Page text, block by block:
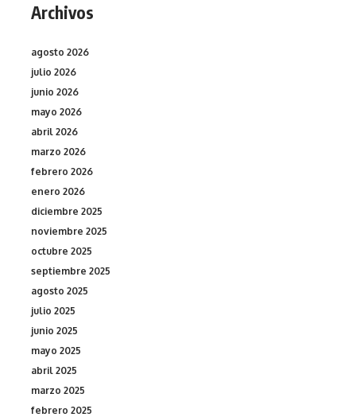
Archivos
agosto 2026
julio 2026
junio 2026
mayo 2026
abril 2026
marzo 2026
febrero 2026
enero 2026
diciembre 2025
noviembre 2025
octubre 2025
septiembre 2025
agosto 2025
julio 2025
junio 2025
mayo 2025
abril 2025
marzo 2025
febrero 2025